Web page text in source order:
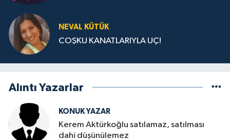
NEVAL KÜTÜK
COŞKU KANATLARIYLA UÇ!
Alıntı Yazarlar
KONUK YAZAR
Kerem Aktürkoğlu satılamaz, satılması
dahi düşünülemez